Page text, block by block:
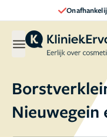
Nieuwegein